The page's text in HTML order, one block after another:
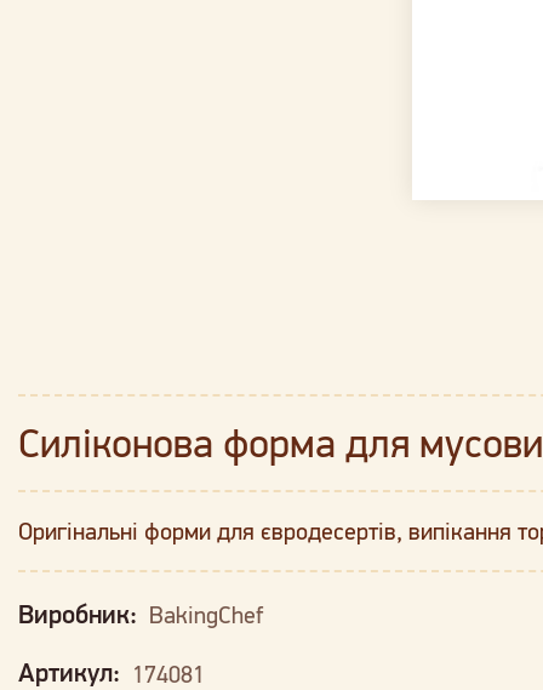
Силіконова форма для
Оригінальні форми для євродесертів, випікання
Виробник: BakingChef
Артикул: 174081